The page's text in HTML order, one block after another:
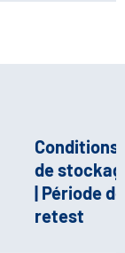
Conditions
de
| Période de
retest